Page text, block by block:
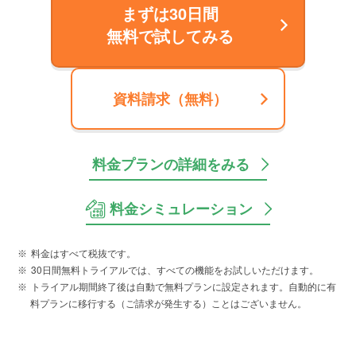
まずは30日間
無料で試してみる
資料請求（無料）
料金プランの詳細をみる
料金シミュレーション
料金はすべて税抜です。
30日間無料トライアルでは、すべての機能をお試しいただけます。
トライアル期間終了後は自動で無料プランに設定されます。自動的に有
料プランに移行する（ご請求が発生する）ことはございません。